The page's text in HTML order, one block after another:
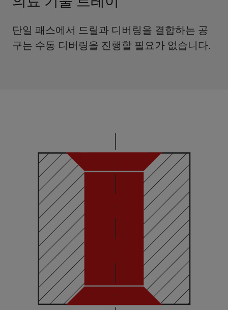
단일 패스에서 드릴과 디버링을 결합하는 공
구는 수동 디버링을 진행할 필요가 없습니다.